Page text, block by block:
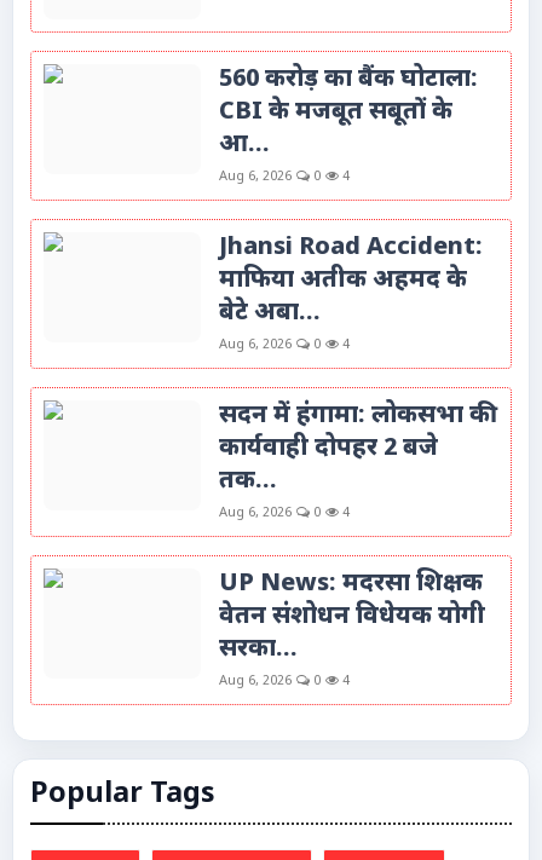
560 करोड़ का बैंक घोटाला:
CBI के मजबूत सबूतों के
आ...
Aug 6, 2026 0 4
Jhansi Road Accident:
माफिया अतीक अहमद के
बेटे अबा...
Aug 6, 2026 0 4
सदन में हंगामा: लोकसभा की
कार्यवाही दोपहर 2 बजे
तक...
Aug 6, 2026 0 4
UP News: मदरसा शिक्षक
वेतन संशोधन विधेयक योगी
सरका...
Aug 6, 2026 0 4
Popular Tags